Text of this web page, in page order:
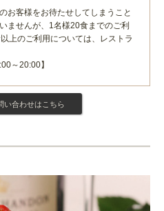
お客様をお待たせしてしまうこと
ませんが、1名様20食までのご利
上のご利用については、レストラ
～20:00】
い合わせはこちら